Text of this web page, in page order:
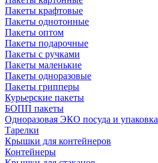
Пакеты крафтовые
Пакеты однотонные
Пакеты оптом
Пакеты подарочные
Пакеты с ручками
Пакеты маленькие
Пакеты одноразовые
Пакеты грипперы
Курьерские пакеты
БОПП пакеты
Одноразовая ЭКО посуда и упаковка
Тарелки
Крышки для контейнеров
Контейнеры